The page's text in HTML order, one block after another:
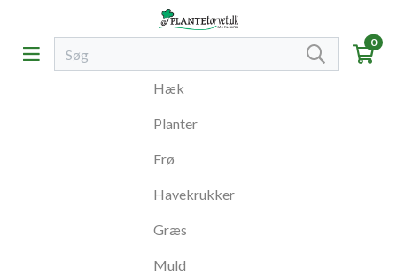
0
Hæk
Planter
Frø
Havekrukker
Græs
Muld